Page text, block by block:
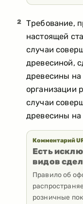
2
Требование,
настоящей
случаи
древесиной,
древесины
организации
случаи
древесины на
Комментарий
Есть
видов
Правило об
розничные